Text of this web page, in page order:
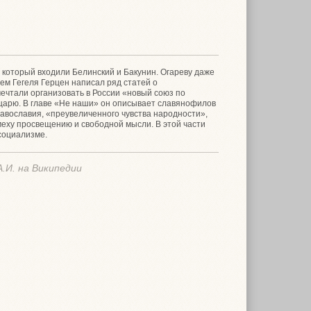
входили Белинский и Бакунин. Огареву даже
Гегеля Герцен написал ряд статей о
организовать в России «новый союз по
В главе «Не наши» он описывает славянофилов
«преувеличенного чувства народности»,
просвещению и свободной мысли. В этой части
на Википедии